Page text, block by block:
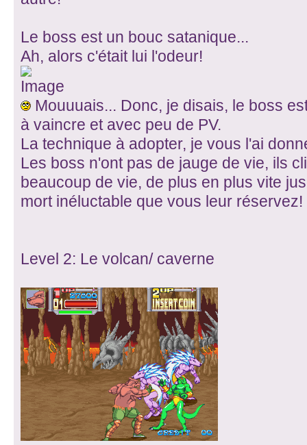
Le boss est un bouc satanique...
Ah, alors c'était lui l'odeur!
Mouuuais... Donc, je disais, le boss
à vaincre et avec peu de PV.
La technique à adopter, je vous l'ai
Les boss n'ont pas de jauge de vie, ils
beaucoup de vie, de plus en plus vite
mort inéluctable que vous leur réservez!
Level 2: Le volcan/ caverne